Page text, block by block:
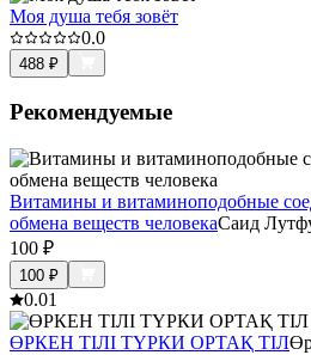
Моя душа тебя зовёт
0.0
488 ₽
Рекомендуемые
Витамины и витаминоподобные
обмена веществ человекаСаид
100 ₽
100 ₽
0.01
ӨРКЕН ТІЛІ ТҮРКИ ОРТАҚ ТІЛ